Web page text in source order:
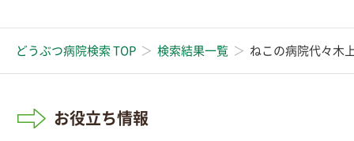
どうぶつ病院検索 TOP 検索結果一覧 ねこの病院代々木
お役立ち情報